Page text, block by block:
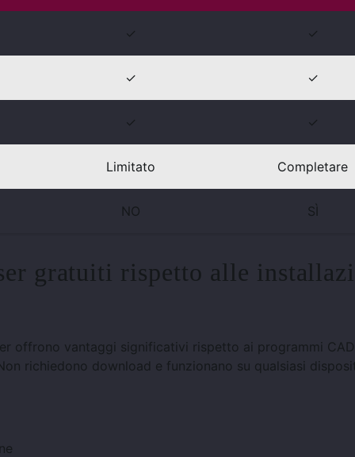
✓ ✓
✓ ✓
✓ ✓
Limitato Completare
NO SÌ
gratuiti rispetto alle
offrono vantaggi significativi rispetto ai programmi CAD
richiedono download e funzionano su qualsiasi